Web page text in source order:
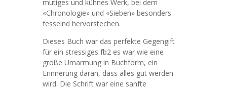
mutiges und kühnes Werk, bei dem
«Chronologie» und «Sieben» besonders
fesselnd hervorstechen.
Dieses Buch war das perfekte Gegengift
für ein stressiges fb2 es war wie eine
große Umarmung in Buchform, ein
Erinnerung daran, dass alles gut werden
wird. Die Schrift war eine sanfte